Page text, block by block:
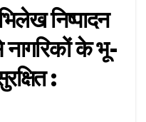
निष्पादन
के भू-
: